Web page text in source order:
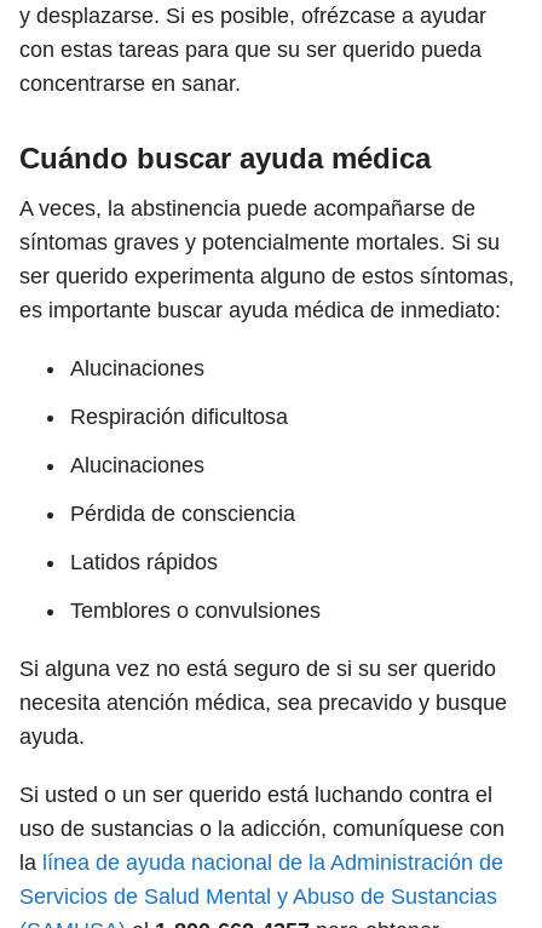
y desplazarse. Si es posible, ofrézcase a ayudar
con estas tareas para que su ser querido pueda
concentrarse en sanar.
Cuándo buscar ayuda médica
A veces, la abstinencia puede acompañarse de
síntomas graves y potencialmente mortales. Si su
ser querido experimenta alguno de estos síntomas,
es importante buscar ayuda médica de inmediato:
Alucinaciones
Respiración dificultosa
Alucinaciones
Pérdida de consciencia
Latidos rápidos
Temblores o convulsiones
Si alguna vez no está seguro de si su ser querido
necesita atención médica, sea precavido y busque
ayuda.
Si usted o un ser querido está luchando contra el
uso de sustancias o la adicción, comuníquese con
la línea de ayuda nacional de la Administración de
Servicios de Salud Mental y Abuso de Sustancias